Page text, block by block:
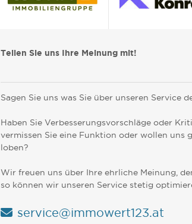
Teilen Sie uns Ihre Meinung mit!
Sagen Sie uns was Sie über unseren Service
Haben Sie Verbesserungsvorschläge oder
vermissen Sie eine Funktion oder wollen uns
loben?
Wir freuen uns über Ihre ehrliche Meinung,
so können wir unseren Service stetig
service@immowert123.at